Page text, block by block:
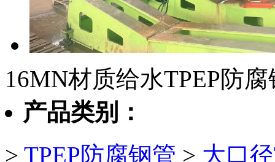
16MN材质给水TPEP防
产品类别：
> TPEP防腐钢管 > 大口